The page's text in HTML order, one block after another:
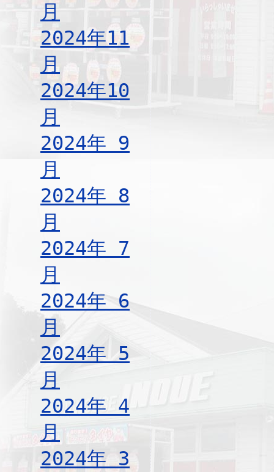
月
2024年11
月
2024年10
月
2024年 9
月
2024年 8
月
2024年 7
月
2024年 6
月
2024年 5
月
2024年 4
月
2024年 3